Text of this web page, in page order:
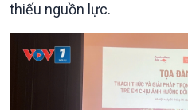
thiếu nguồn lực.